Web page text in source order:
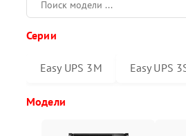
Серии
Easy UPS 3M Easy UPS
Модели